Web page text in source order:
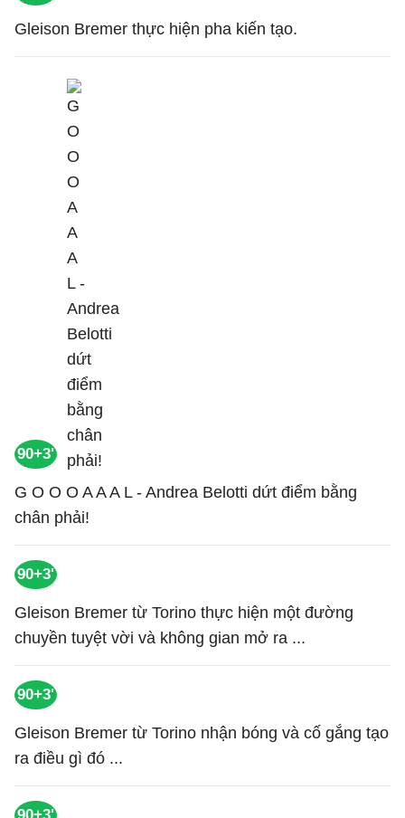
Gleison Bremer thực hiện pha kiến tạo.
90+3'
G O O O A A A L - Andrea Belotti dứt điểm bằng
chân phải!
90+3'
Gleison Bremer từ Torino thực hiện một đường
chuyền tuyệt vời và không gian mở ra ...
90+3'
Gleison Bremer từ Torino nhận bóng và cố gắng tạo
ra điều gì đó ...